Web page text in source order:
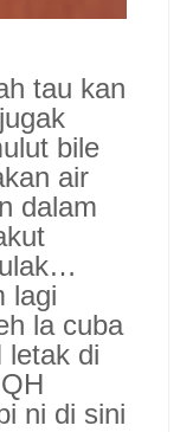
tau kan
bile
air
dalam
lagi
la cuba
di
ni di sini